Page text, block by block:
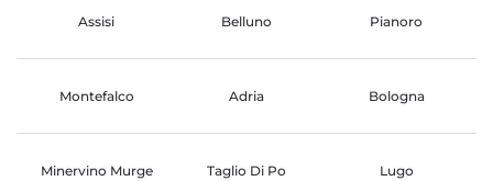
Assisi Belluno Pianoro
Montefalco Adria Bologna
Minervino Murge Taglio Di Po Lugo